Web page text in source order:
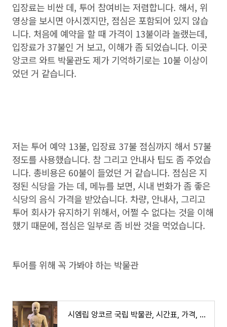
입장료는 비싼 데, 투어 참여비는 저렴합니다. 해서, 위
영상을 보시면 아시겠지만, 점심은 포함되어 있지 않습
니다. 처음에 예약을 할 때 가격이 13불이라 놀랬는데,
입장료가 37불인 거 보고, 이해가 좀 되었습니다. 이곳
앙코르 와트 박물관도 제가 기억하기로는 10불 이상이
었던 거 같습니다.
저는 투어 예약 13불, 입장료 37불 점심까지 해서 57불
정도를 사용했습니다. 참 그리고 안내사 팁도 좀 주었습
니다. 총비용은 60불이 들었던 거 같습니다. 점심은 지
정된 식당을 가는 데, 메뉴를 보면, 시내 번화가 좀 좋은
식당의 음식 가격을 받았습니다. 차량, 안내사, 그리고
투어 회사가 유지하기 위해서, 어쩔 수 없다는 것을 이해
했기 때문에, 점심은 일부로 좀 비싼 것을 먹었습니다.
투어를 위해 꼭 가봐야 하는 박물관
시엠립 앙코르 국립 박물관, 시간표, 가격, 가는 방법, 여행 코스 추천